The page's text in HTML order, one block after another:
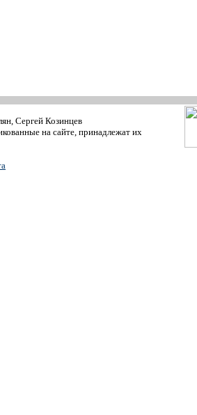
Сергей Козинцев
на сайте, принадлежат их